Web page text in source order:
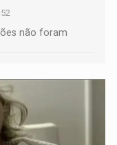
não foram